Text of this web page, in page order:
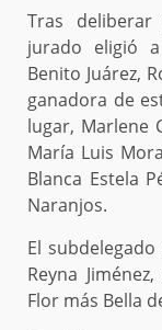
Tras
jurado eligió
Benito Juárez,
ganadora de
lugar, Marlene
María Luis
Blanca Estela
Naranjos.
El
Reyna Jiménez,
Flor más Bella